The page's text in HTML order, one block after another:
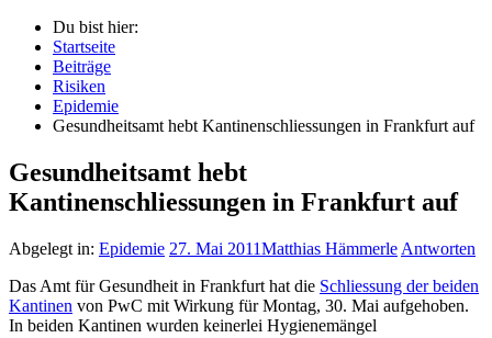
Du bist hier:
Startseite
Beiträge
Risiken
Epidemie
Gesundheitsamt hebt Kantinenschliessungen in Frankfurt auf
Gesundheitsamt hebt
Kantinenschliessungen in Frankfurt auf
Abgelegt in: Epidemie 27. Mai 2011Matthias Hämmerle Antworten
Das Amt für Gesundheit in Frankfurt hat die Schliessung der beiden
Kantinen von PwC mit Wirkung für Montag, 30. Mai aufgehoben.
In beiden Kantinen wurden keinerlei Hygienemängel